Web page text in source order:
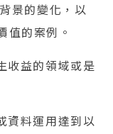
景的變化，以
值的案例。
收益的領域或是
資料運用達到以